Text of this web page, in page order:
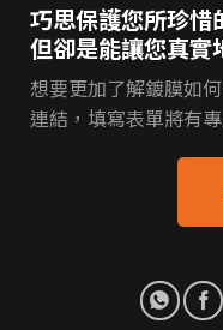
巧思保護您所珍惜
但卻是能讓您真實
想要更加了解鍍膜如
連結，填寫表單將有